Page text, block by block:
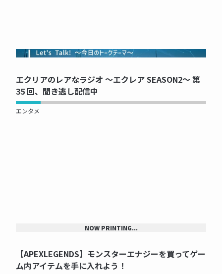
NOW PRINTING...
エクリアのレアなラジオ ～エクレア SEASON2～ 第
35 回、聞き逃し配信中
エンタメ
NOW PRINTING...
【APEXLEGENDS】モンスターエナジーを買ってゲー
ム内アイテムを手に入れよう！